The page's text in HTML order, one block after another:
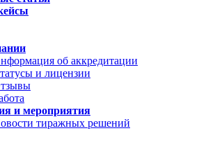
об аккредитации
и лицензии
и мероприятия
тиражных решений